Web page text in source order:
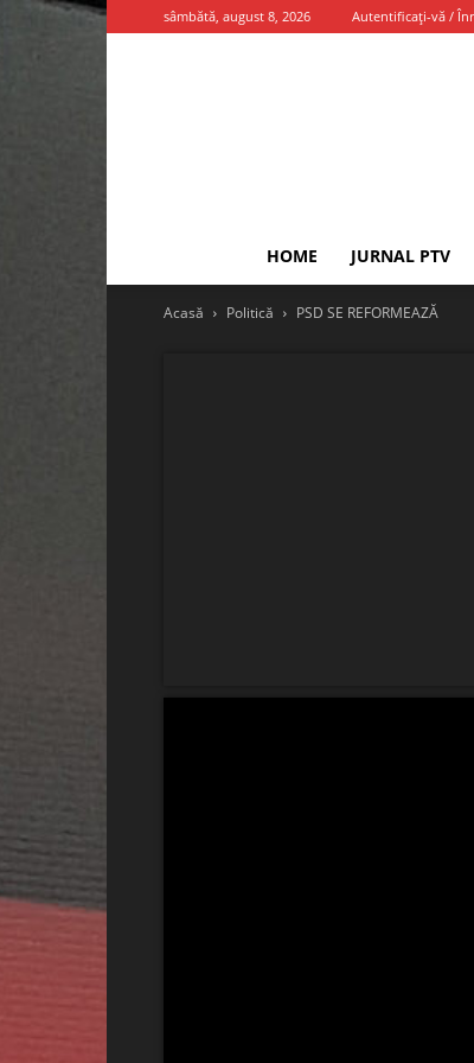
sâmbătă, august 8, 2026 Autentificați-vă /
HOME JURNAL PTV
Acasă Politică PSD SE REFORMEAZĂ